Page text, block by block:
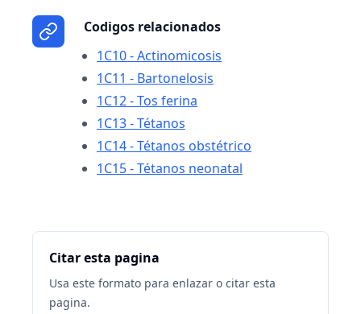
Codigos relacionados
1C10 - Actinomicosis
1C11 - Bartonelosis
1C12 - Tos ferina
1C13 - Tétanos
1C14 - Tétanos obstétrico
1C15 - Tétanos neonatal
Citar esta pagina
Usa este formato para enlazar o citar esta
pagina.